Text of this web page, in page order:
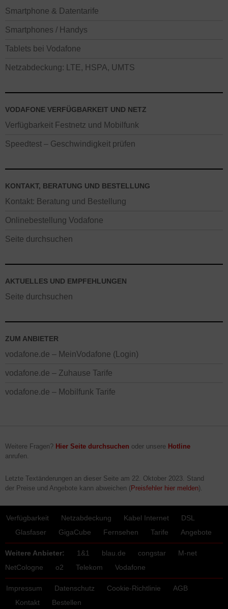
Smartphone & Datentarife
Smartphones / Handys
Tablets bei Vodafone
Netzabdeckung: LTE, HSPA, UMTS
VODAFONE VERFÜGBARKEIT UND NETZ
Verfügbarkeit Festnetz und Mobilfunk
Speedtest – Geschwindigkeit prüfen
KONTAKT, BERATUNG UND BESTELLUNG
Kontakt: Beratung und Bestellung
Onlinebestellung Vodafone
Seite durchsuchen
AKTUELLES UND EMPFEHLUNGEN
Seite durchsuchen
ZUM ANBIETER
vodafone.de – MeinVodafone (Login)
vodafone.de – Zuhause Tarife
vodafone.de – Mobilfunk Tarife
Weitere Fragen? Hier Seite durchsuchen oder unsere Hotline
anrufen.
Letzte Textänderungen an dieser Seite am 22. Oktober 2023. Stand
der Preise und Angebote kann abweichen (Preisfehler hier melden).
Verfügbarkeit Netzabdeckung Kabel Internet
DSL
Glasfaser
GigaCube Fernsehen Tarife Angebote
Weitere Anbieter: 1&1 blau.de congstar
M-net
NetCologne
o2 Telekom Vodafone
Impressum Datenschutz Cookie-Richtlinie
AGB
Kontakt
Bestellen